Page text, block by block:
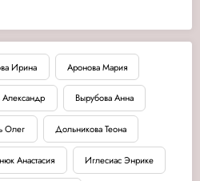
Ирина Аронова Мария
Александр Вырубова Анна
Олег Дольникова Теона
Анастасия Иглесиас Энрике